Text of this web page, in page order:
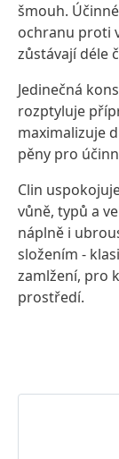
šmouh.
ochranu proti
zůstávají déle
Jedinečná
rozptyluje
maximalizuje
pěny pro
Clin
vůně, typů a
náplně i
složením -
zamlžení, pro
prostředí.